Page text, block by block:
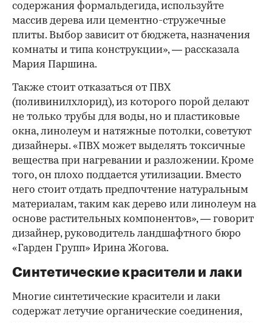
содержания формальдегида, используйте
массив дерева или цементно-стружечные
плиты. Выбор зависит от бюджета, назначения
комнаты и типа конструкции», — рассказала
Мария Паршина.
Также стоит отказаться от ПВХ
(поливинилхлорид), из которого порой делают
не только трубы для воды, но и пластиковые
окна, линолеум и натяжные потолки, советуют
дизайнеры. «ПВХ может выделять токсичные
вещества при нагревании и разложении. Кроме
того, он плохо поддается утилизации. Вместо
него стоит отдать предпочтение натуральным
материалам, таким как дерево или линолеум на
основе растительных компонентов», — говорит
дизайнер, руководитель ландшафтного бюро
«Гарден Групп» Ирина Жогова.
Синтетические красители и лаки
Многие синтетические красители и лаки
содержат летучие органические соединения,